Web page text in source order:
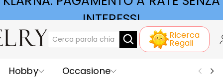
INTERESSI
Ricerca
Regali
Hobby
Occasione